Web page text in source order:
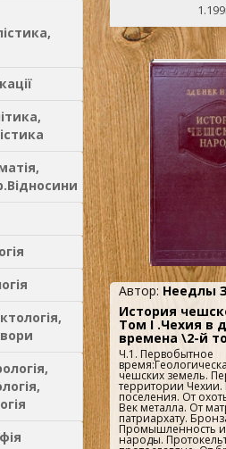
восприняло ввод
"дружественную
интервенцию и
смотрел на
события глазами
спецслужбу,
ее рядах, его
суждения о
различного
чехословацкой и
позволяют
интереса
сам и они
реагировали на
Автор: Неедлы
История
Том I .Чехия в
времена \2-й
Ч.1. Первобытное
чешских земель.
территории Чехии.
поселения. От
Век металла. От
патриархату.
Промышленность и
народы.